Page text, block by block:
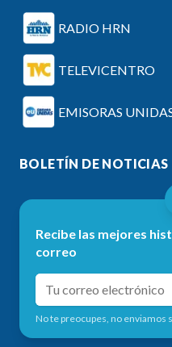
RADIO HRN
TELEVICENTRO
EMISORAS
BOLETÍN DE NOTICIAS
Recibe las mejores
correo
No te preocupes, no enviamos